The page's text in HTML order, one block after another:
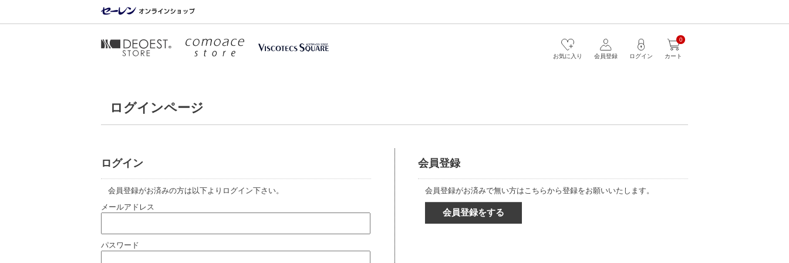
カート
0
ログイン
会員登録
お気に入り
ログインページ
ログイン
会員登録がお済みの方は以下よりログイン下さい。
メールアドレス
パスワード
会員登録
会員登録がお済みで無い方はこちらから登録をお願いいたします。
会員登録をする